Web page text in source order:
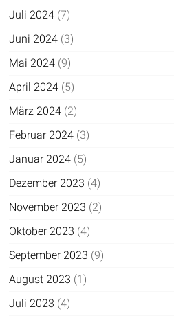
Juli 2024 (7)
Juni 2024 (3)
Mai 2024 (9)
April 2024 (5)
März 2024 (2)
Februar 2024 (3)
Januar 2024 (5)
Dezember 2023 (4)
November 2023 (2)
Oktober 2023 (4)
September 2023 (9)
August 2023 (1)
Juli 2023 (4)